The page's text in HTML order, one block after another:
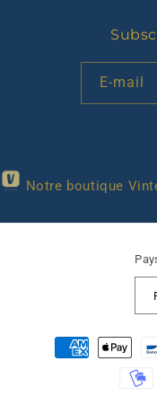
E-mail
Notre boutique
Moyens